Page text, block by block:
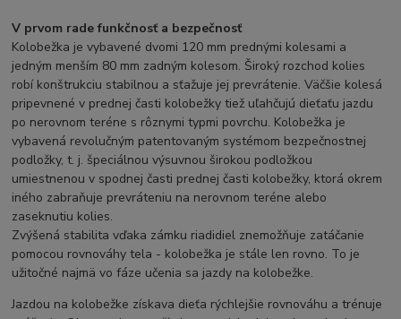
V prvom rade funkčnosť a bezpečnosť
Kolobežka je vybavené dvomi 120 mm prednými kolesami a
jedným menším 80 mm zadným kolesom. Široký rozchod kolies
robí konštrukciu stabilnou a sťažuje jej prevrátenie. Väčšie kolesá
pripevnené v prednej časti kolobežky tiež uľahčujú dieťaťu jazdu
po nerovnom teréne s rôznymi typmi povrchu. Kolobežka je
vybavená revolučným patentovaným systémom bezpečnostnej
podložky, t. j. špeciálnou výsuvnou širokou podložkou
umiestnenou v spodnej časti prednej časti kolobežky, ktorá okrem
iného zabraňuje prevráteniu na nerovnom teréne alebo
zaseknutiu kolies.
Zvýšená stabilita vďaka zámku riadidiel znemožňuje zatáčanie
pomocou rovnováhy tela - kolobežka je stále len rovno. To je
užitočné najmä vo fáze učenia sa jazdy na kolobežke.
Jazdou na kolobežke získava dieťa rýchlejšie rovnováhu a trénuje